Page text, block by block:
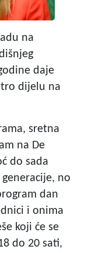
na
daje
dijelu na
sretna
na De
do sada
no
dan
i onima
koji će se
do 20 sati,